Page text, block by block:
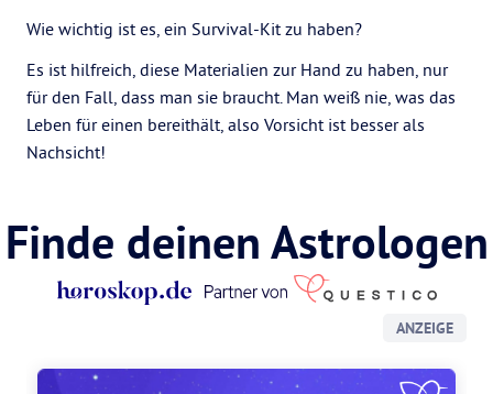
Wie wichtig ist es, ein Survival-Kit zu haben?
Es ist hilfreich, diese Materialien zur Hand zu haben, nur
für den Fall, dass man sie braucht. Man weiß nie, was das
Leben für einen bereithält, also Vorsicht ist besser als
Nachsicht!
Finde deinen Astrologen
ANZEIGE